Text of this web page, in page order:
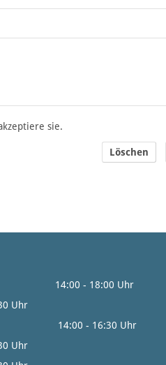
sie.
Löschen
- 18:00 Uhr
Uhr
- 16:30 Uhr
Uhr